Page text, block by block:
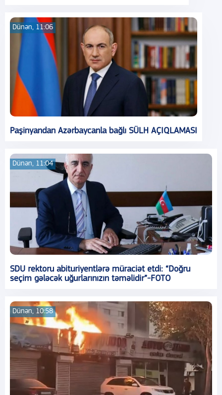
Dünən, 11:06
Paşinyandan Azərbaycanla bağlı SÜLH AÇIQLAMASI
Dünən, 11:04
SDU rektoru abituriyentlərə müraciət etdi: “Doğru
seçim gələcək uğurlarınızın təməlidir”-FOTO
Dünən, 10:58